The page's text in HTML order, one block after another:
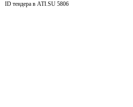
ID тендера в ATI.SU 5806